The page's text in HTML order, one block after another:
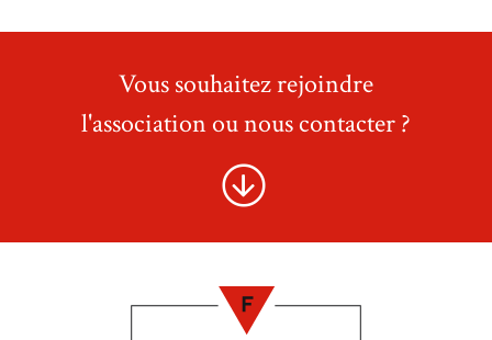
Vous souhaitez rejoindre
l'association ou nous contacter ?